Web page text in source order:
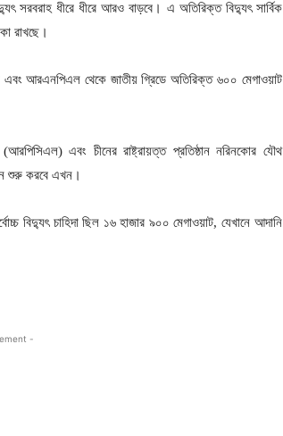
সরবরাহ ধীরে ধীরে আরও বাড়বে। এ অতিরিক্ত বিদ্যুৎ সার্বিক
রাখছে।
এবং আরএনপিএল থেকে জাতীয় গ্রিডে অতিরিক্ত ৬০০ মেগাওয়াট
এবং চীনের রাষ্ট্রায়ত্ত প্রতিষ্ঠান নরিনকোর যৌথ
শুরু করবে এখন।
বিদ্যুৎ চাহিদা ছিল ১৬ হাজার ৯০০ মেগাওয়াট, যেখানে আদানি
-